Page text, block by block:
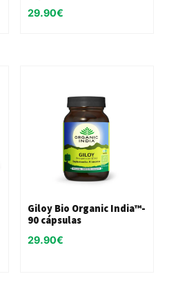
29.90€
Giloy Bio Organic India™-
90 cápsulas
29.90€